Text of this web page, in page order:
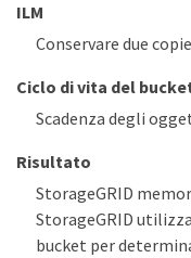
ILM
Conservare due
Ciclo di vita del
Scadenza degli
Risultato
StorageGRID
StorageGRID
bucket per